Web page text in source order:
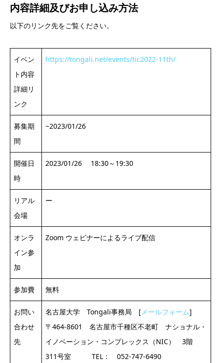
内容詳細及びお申し込み方法
以下のリンク先をご覧ください。
イベン
ト内容
詳細リ
ンク
https://tongali.net/events/tic2022-11th/
募集期
間
~2023/01/26
開催日
時
2023/01/26 18:30～19:30
リアル
会場
ー
オンラ
イン参
加
Zoom ウェビナーによるライブ配信
参加費 無料
お問い
合わせ
先
名古屋大学 Tongali事務局 [メールフォーム]
〒464-8601 名古屋市千種区不老町 ナショナル・
イノベーション・コンプレックス（NIC） 3階
311号室 TEL： 052-747-6490